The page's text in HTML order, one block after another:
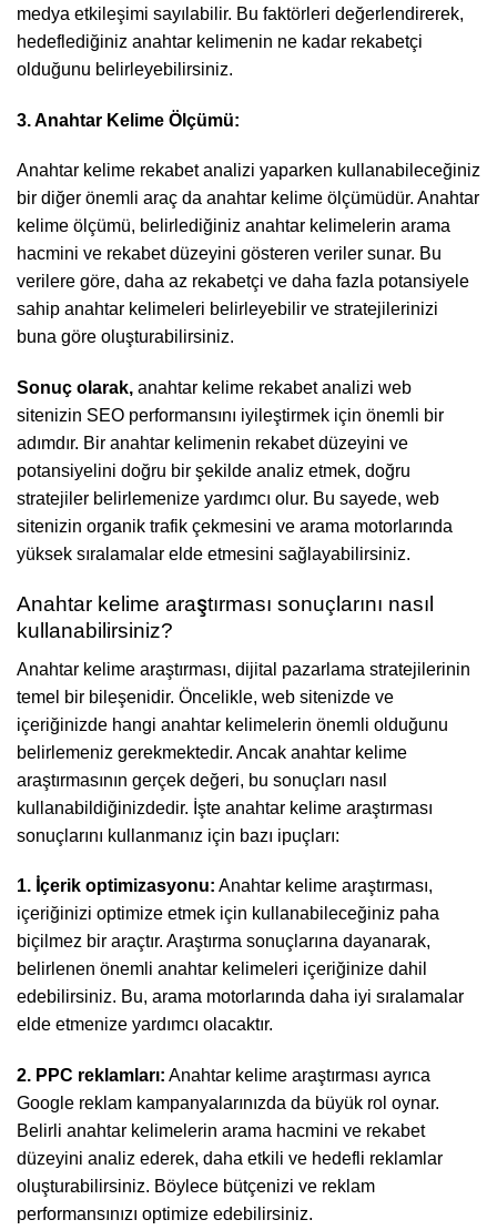
medya etkileşimi sayılabilir. Bu faktörleri değerlendirerek,
hedeflediğiniz anahtar kelimenin ne kadar rekabetçi
olduğunu belirleyebilirsiniz.
3. Anahtar Kelime Ölçümü:
Anahtar kelime rekabet analizi yaparken kullanabileceğiniz
bir diğer önemli araç da anahtar kelime ölçümüdür. Anahtar
kelime ölçümü, belirlediğiniz anahtar kelimelerin arama
hacmini ve rekabet düzeyini gösteren veriler sunar. Bu
verilere göre, daha az rekabetçi ve daha fazla potansiyele
sahip anahtar kelimeleri belirleyebilir ve stratejilerinizi
buna göre oluşturabilirsiniz.
Sonuç olarak, anahtar kelime rekabet analizi web
sitenizin SEO performansını iyileştirmek için önemli bir
adımdır. Bir anahtar kelimenin rekabet düzeyini ve
potansiyelini doğru bir şekilde analiz etmek, doğru
stratejiler belirlemenize yardımcı olur. Bu sayede, web
sitenizin organik trafik çekmesini ve arama motorlarında
yüksek sıralamalar elde etmesini sağlayabilirsiniz.
Anahtar kelime araştırması sonuçlarını nasıl
kullanabilirsiniz?
Anahtar kelime araştırması, dijital pazarlama stratejilerinin
temel bir bileşenidir. Öncelikle, web sitenizde ve
içeriğinizde hangi anahtar kelimelerin önemli olduğunu
belirlemeniz gerekmektedir. Ancak anahtar kelime
araştırmasının gerçek değeri, bu sonuçları nasıl
kullanabildiğinizdedir. İşte anahtar kelime araştırması
sonuçlarını kullanmanız için bazı ipuçları:
1. İçerik optimizasyonu: Anahtar kelime araştırması,
içeriğinizi optimize etmek için kullanabileceğiniz paha
biçilmez bir araçtır. Araştırma sonuçlarına dayanarak,
belirlenen önemli anahtar kelimeleri içeriğinize dahil
edebilirsiniz. Bu, arama motorlarında daha iyi sıralamalar
elde etmenize yardımcı olacaktır.
2. PPC reklamları: Anahtar kelime araştırması ayrıca
Google reklam kampanyalarınızda da büyük rol oynar.
Belirli anahtar kelimelerin arama hacmini ve rekabet
düzeyini analiz ederek, daha etkili ve hedefli reklamlar
oluşturabilirsiniz. Böylece bütçenizi ve reklam
performansınızı optimize edebilirsiniz.